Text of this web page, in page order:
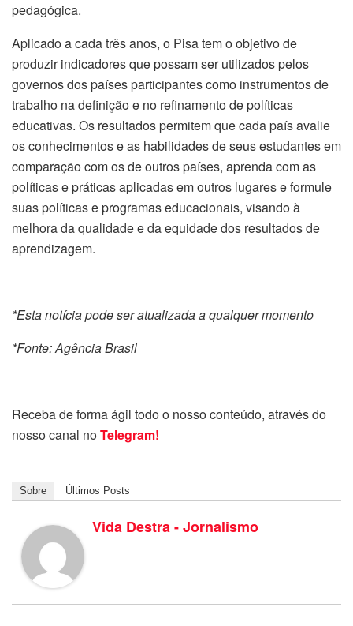
pedagógica.
Aplicado a cada três anos, o Pisa tem o objetivo de
produzir indicadores que possam ser utilizados pelos
governos dos países participantes como instrumentos de
trabalho na definição e no refinamento de políticas
educativas. Os resultados permitem que cada país avalie
os conhecimentos e as habilidades de seus estudantes em
comparação com os de outros países, aprenda com as
políticas e práticas aplicadas em outros lugares e formule
suas políticas e programas educacionais, visando à
melhora da qualidade e da equidade dos resultados de
aprendizagem.
*Esta notícia pode ser atualizada a qualquer momento
*Fonte: Agência Brasil
Receba de forma ágil todo o nosso conteúdo, através do
nosso canal noTelegram!
Sobre Últimos Posts
Vida Destra - Jornalismo